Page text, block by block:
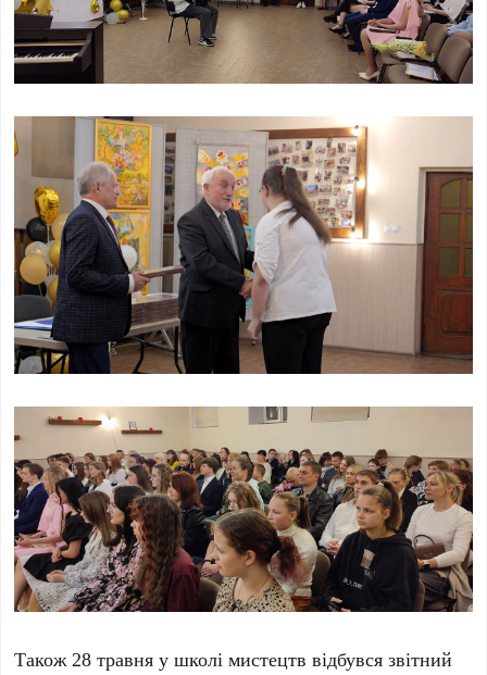
Також 28 травня у школі мистецтв відбувся звітний